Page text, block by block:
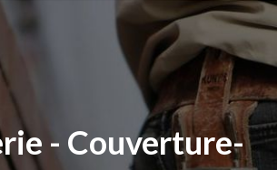
- Couverture-